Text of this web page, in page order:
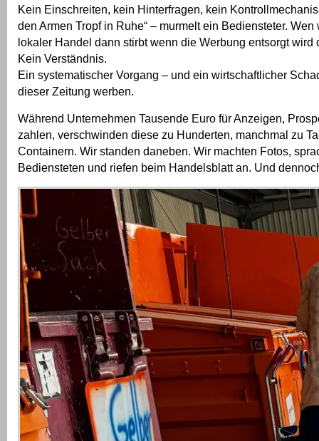
Kein Einschreiten, kein Hinterfragen, kein
den Armen Tropf in Ruhe“ – murmelt ein Bediensteter.
lokaler Handel dann stirbt wenn die Werbung entsorgt wird
Kein Verständnis.
Ein systematischer Vorgang – und ein wirtschaftlicher
dieser Zeitung werben.
Während Unternehmen Tausende Euro für Anzeigen,
zahlen, verschwinden diese zu Hunderten, manchmal zu
Containern. Wir standen daneben. Wir machten Fotos,
Bediensteten und riefen beim Handelsblatt an. Und